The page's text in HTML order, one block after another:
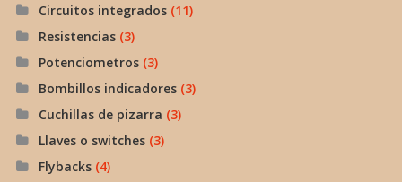
Circuitos integrados (11)
Resistencias (3)
Potenciometros (3)
Bombillos indicadores (3)
Cuchillas de pizarra (3)
Llaves o switches (3)
Flybacks (4)